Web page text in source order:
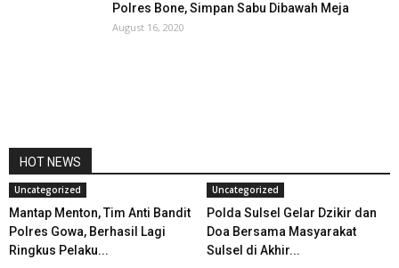
Polres Bone, Simpan Sabu Dibawah Meja
August 16, 2020
HOT NEWS
Uncategorized
Mantap Menton, Tim Anti Bandit
Polres Gowa, Berhasil Lagi
Ringkus Pelaku...
Uncategorized
Polda Sulsel Gelar Dzikir dan
Doa Bersama Masyarakat
Sulsel di Akhir...